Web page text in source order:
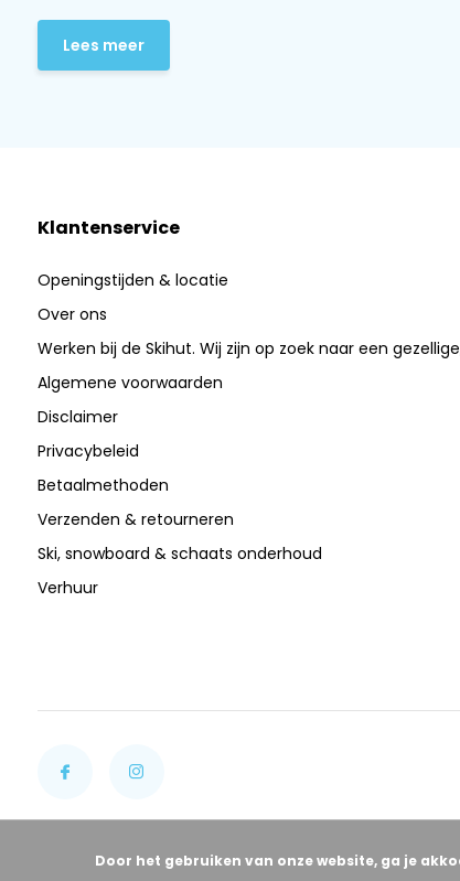
Lees meer
Klantenservice
Openingstijden & locatie
Over ons
Werken bij de Skihut. Wij zijn op zoek naar een
Algemene voorwaarden
Disclaimer
Privacybeleid
Betaalmethoden
Verzenden & retourneren
Ski, snowboard & schaats onderhoud
Verhuur
Door het gebruiken van onze website, ga je